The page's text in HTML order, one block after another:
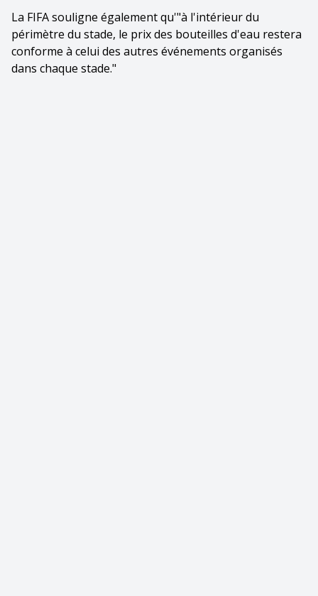
La FIFA souligne également qu'"à l'intérieur du
périmètre du stade, le prix des bouteilles d'eau restera
conforme à celui des autres événements organisés
dans chaque stade."